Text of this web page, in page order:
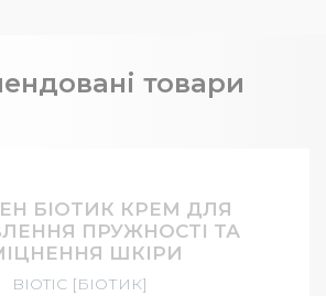
товари
БІОТИК КРЕМ ДЛЯ
ПРУЖНОСТІ ТА
ШКІРИ
BIOTIC [БІОТИК]